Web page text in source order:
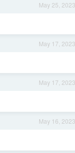
May 25, 2023
May 17, 2023
May 17, 2023
May 16, 2023